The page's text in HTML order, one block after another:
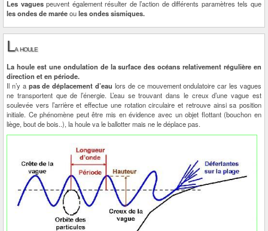
Les vaguespeuvent également résulter de l’action de différents paramètres tels que
les ondes de maréeoules ondes sismiques.
La houle
La houle est une ondulation de la surface des océans relativement régulière en
direction et en période.
Il n’y a pas de déplacement d’eaulors de ce mouvement ondulatoire car les vagues
ne transportent que de l’énergie. L’eau se trouvant dans le creux d’une vague est
soulevée vers l’arrière et effectue une rotation circulaire et retrouve ainsi sa position
initiale. Ce phénomène peut être mis en évidence avec un objet flottant (bouchon en
liège, bout de bois..), la houle va le ballotter mais ne le déplace pas.